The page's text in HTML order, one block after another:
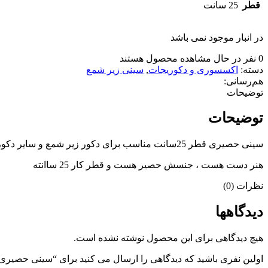
قطر 25 سانت
در انبار موجود نمی باشد
0 نفر در حال مشاهده محصول هستند
دسته: اکسسوری و دکوریجات, سینی زیر شمع
هم‌رسانی:
توضیحات
توضیحات
سینی حصیری قطر 25سانت مناسب برای دکور زیر شمع و سایر دکوریجات
هنر دست هست ، جنسش حصیر هست و قطر کار 25 ساانته
نظرات (0)
دیدگاهها
هیچ دیدگاهی برای این محصول نوشته نشده است.
اولین نفری باشید که دیدگاهی را ارسال می کنید برای “سینی حصیری قطر